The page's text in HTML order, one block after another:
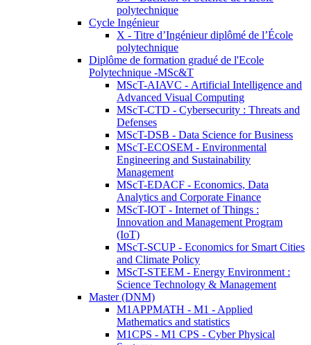
polytechnique
Cycle Ingénieur
X - Titre d’Ingénieur diplômé de l’École
polytechnique
Diplôme de formation gradué de l'Ecole
Polytechnique -MSc&T
MScT-AIAVC - Artificial Intelligence and
Advanced Visual Computing
MScT-CTD - Cybersecurity : Threats and
Defenses
MScT-DSB - Data Science for Business
MScT-ECOSEM - Environmental
Engineering and Sustainability
Management
MScT-EDACF - Economics, Data
Analytics and Corporate Finance
MScT-IOT - Internet of Things :
Innovation and Management Program
(IoT)
MScT-SCUP - Economics for Smart Cities
and Climate Policy
MScT-STEEM - Energy Environment :
Science Technology & Management
Master (DNM)
M1APPMATH - M1 - Applied
Mathematics and statistics
M1CPS - M1 CPS - Cyber Physical